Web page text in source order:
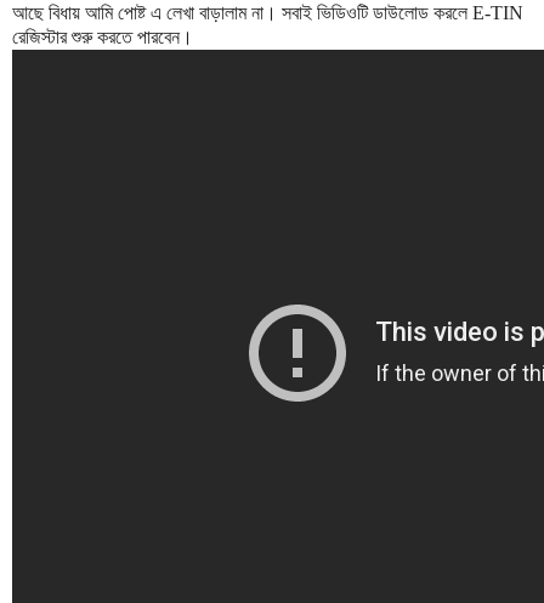
আছে বিধায় আমি পোষ্ট এ লেখা বাড়ালাম না। সবাই ভিডিওটি ডাউলোড করলে E-TIN
রেজিস্টার শুরু করতে পারবেন।